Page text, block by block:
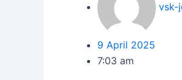
vsk-
9 April 2025
7:03 am